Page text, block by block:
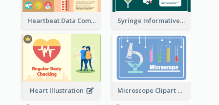
Heartbeat Data Comparison Syringe Informative Clipart
Heart Illustration Microscope Clipart With Test Tube